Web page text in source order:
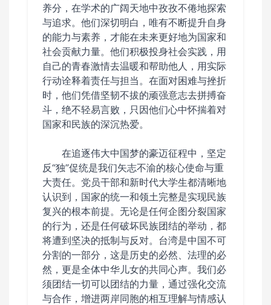
养分，在学术的广阔天地中孜孜不倦地探索
与追求。他们深切明白，唯有不断提升自身
的能力与素养，才能在未来更好地为国家和
社会贡献力量。他们积极投身社会实践，用
自己的青春激情去温暖和帮助他人，用实际
行动诠释着责任与担当。在面对困难与挫折
时，他们凭借坚韧不拔的顽强意志去拼搏奋
斗，绝不轻易言败，只因他们心中怀揣着对
国家和民族的深沉热爱。
在追逐伟大中国梦的豪迈征程中，坚定
反“独”促统是我们矢志不渝的核心使命与重
大责任。党员干部和新时代大学生都清晰地
认识到，国家的统一和领土完整是实现民族
复兴的根本前提。无论是任何企图分裂国家
的行为，还是任何破坏民族团结的举动，都
将遭到坚决的抵制与反对。台湾是中国不可
分割的一部分，这是历史的必然、法理的必
然，更是全体中华儿女的共同心声。我们必
须团结一切可以团结的力量，通过强化交流
与合作，增进两岸同胞的相互理解与情感认